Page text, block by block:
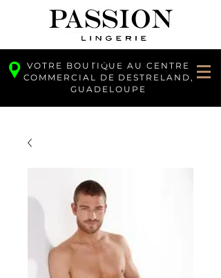
VOTRE BOUTIQUE AU CENTRE
COMMERCIAL DE DESTRELAND,
GUADELOUPE